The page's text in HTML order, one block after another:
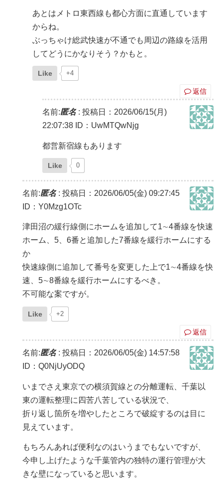
あとはメトロ東西線も都心方面に直通しています
からね。
ぶっちゃけ総武快速が不通でも周辺の路線を活用
してどうにかなりそう？かもと。
Like +4
返信
名前:匿名: 投稿日：2026/06/15(月)
22:07:38 ID：UwMTQwNjg
都営新宿線もあります
Like 0
名前:匿名: 投稿日：2026/06/05(金) 09:27:45
ID：Y0Mzg1OTc
津田沼の緩行線側にホームを追加して1∼4番線を快速
ホーム、5、6番と追加した7番線を緩行ホームにする
か
快速線側に追加して番号を変更した上で1∼4番線を快
速、5∼8番線を緩行ホームにするべき。
不可能な案ですが。
Like +2
返信
名前:匿名: 投稿日：2026/06/05(金) 14:57:58
ID：Q0NjUyODQ
いまでさえ東京での横須賀線との分離運転、千葉以
東の運転整理に四苦八苦している状況で、
折り返し箇所を増やしたところで破綻するのは目に
見えています。
もちろんあれば便利なのはいうまでもないですが、
今申し上げたような千葉管内の独特の運行管理が大
きな壁になっていると思います。